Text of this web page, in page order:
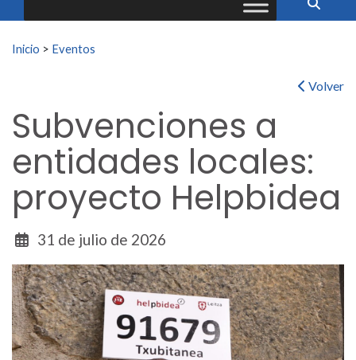
Buscar:
Inicio > Eventos
Volver
Subvenciones a
entidades locales:
proyecto Helpbidea
31 de julio de 2026